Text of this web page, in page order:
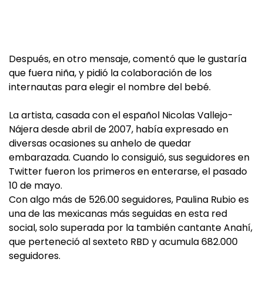
Después, en otro mensaje, comentó que le gustaría
que fuera niña, y pidió la colaboración de los
internautas para elegir el nombre del bebé.
La artista, casada con el español Nicolas Vallejo-
Nájera desde abril de 2007, había expresado en
diversas ocasiones su anhelo de quedar
embarazada. Cuando lo consiguió, sus seguidores en
Twitter fueron los primeros en enterarse, el pasado
10 de mayo.
Con algo más de 526.00 seguidores, Paulina Rubio es
una de las mexicanas más seguidas en esta red
social, solo superada por la también cantante Anahí,
que perteneció al sexteto RBD y acumula 682.000
seguidores.